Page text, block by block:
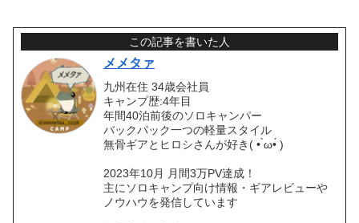
この記事を書いた人
メメタァ
九州在住 34歳会社員
キャンプ歴:4年目
年間40泊前後のソロキャンパー
バックパック一つの軽量スタイル
無骨ギアとヒロシさんが好き( • ̀ω•́ )
2023年10月 月間3万PV達成！
主にソロキャンプ向け情報・ギアレビューや
ノウハウを発信しています